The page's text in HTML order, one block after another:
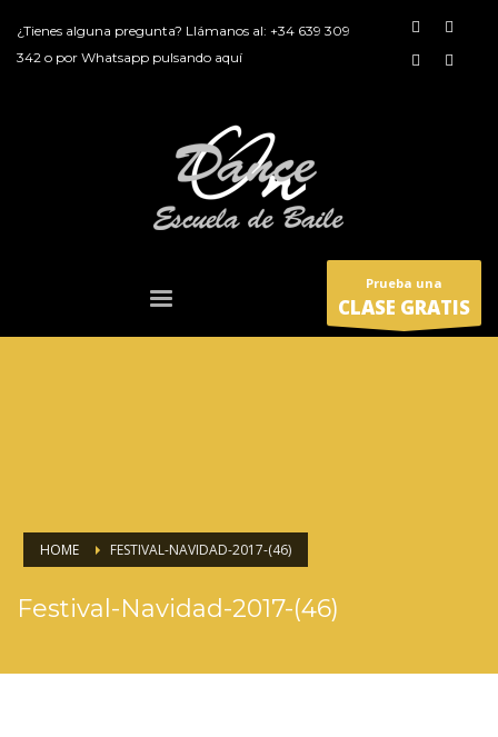
¿Tienes alguna pregunta? Llámanos al: +34 639 309
342 o por Whatsapp pulsando aquí
Prueba una
CLASE GRATIS
HOME FESTIVAL-NAVIDAD-2017-(46)
Festival-Navidad-2017-(46)